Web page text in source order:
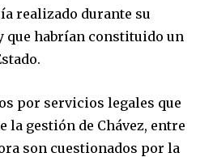
realizado durante su
que habrían constituido un
por servicios legales que
la gestión de Chávez, entre
son cuestionados por la